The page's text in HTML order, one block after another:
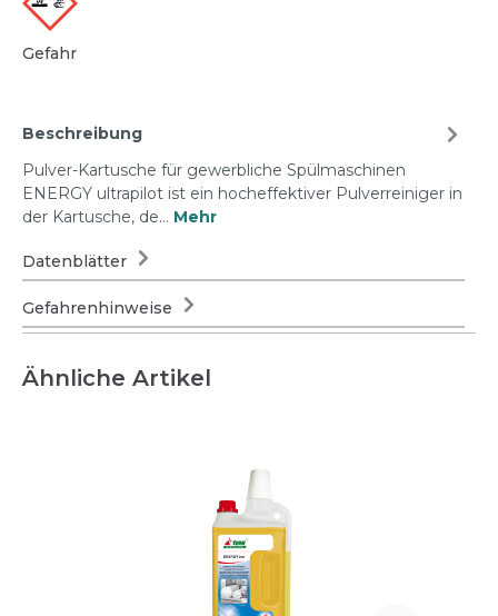
Gefahr
Beschreibung
Pulver-Kartusche für gewerbliche Spülmaschinen
ENERGY ultrapilot ist ein hocheffektiver Pulverreiniger in
der Kartusche, de… Mehr
Datenblätter
Gefahrenhinweise
Ähnliche Artikel